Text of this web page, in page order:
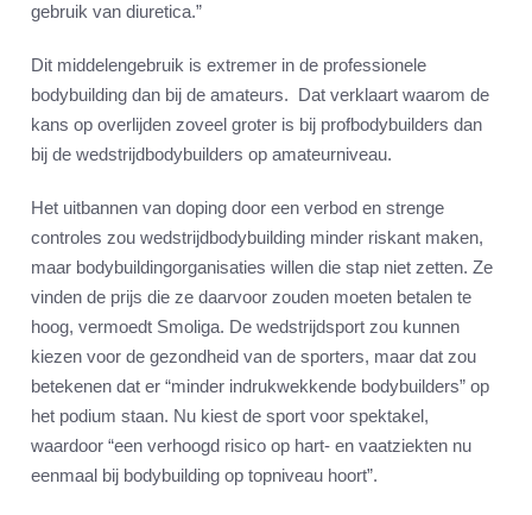
gebruik van diuretica.”
Dit middelengebruik is extremer in de professionele
bodybuilding dan bij de amateurs. Dat verklaart waarom de
kans op overlijden zoveel groter is bij profbodybuilders dan
bij de wedstrijdbodybuilders op amateurniveau.
Het uitbannen van doping door een verbod en strenge
controles zou wedstrijdbodybuilding minder riskant maken,
maar bodybuildingorganisaties willen die stap niet zetten. Ze
vinden de prijs die ze daarvoor zouden moeten betalen te
hoog, vermoedt Smoliga. De wedstrijdsport zou kunnen
kiezen voor de gezondheid van de sporters, maar dat zou
betekenen dat er “minder indrukwekkende bodybuilders” op
het podium staan. Nu kiest de sport voor spektakel,
waardoor “een verhoogd risico op hart- en vaatziekten nu
eenmaal bij bodybuilding op topniveau hoort”.